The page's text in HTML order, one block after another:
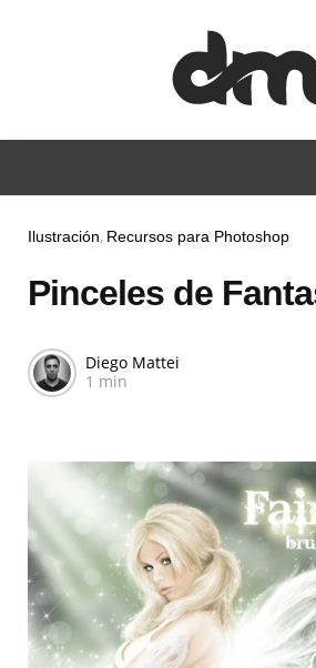
Ilustración Recursos para Photoshop
Pinceles de
Diego Mattei
1 min